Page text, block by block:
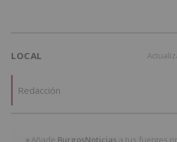
LOCAL
Redacción
★Añade BurgosNoticias a tus fuentes